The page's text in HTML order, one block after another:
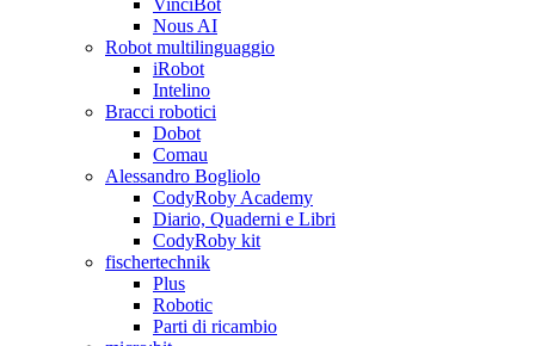
Nous AI
Robot multilinguaggio
iRobot
Intelino
Bracci robotici
Dobot
Comau
Alessandro Bogliolo
CodyRoby Academy
Diario, Quaderni e Libri
CodyRoby kit
fischertechnik
Plus
Robotic
Parti di ricambio